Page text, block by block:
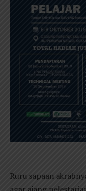
Ruru sapaan
agar ajang